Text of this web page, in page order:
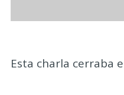
Esta charla cerraba